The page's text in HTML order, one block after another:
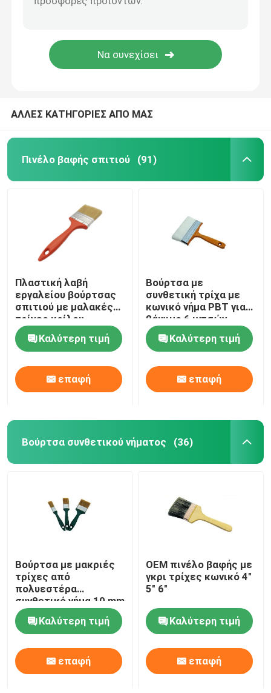
Προϊόντα
Σχετικά με εμάς
Γύρος εργοστασίων
ΑΛΛΕΣ ΚΑΤΗΓΟΡΙΕΣ ΑΠΟ ΜΑΣ
Πινέλο βαφής σπιτιού (91)
Πλαστική λαβή
εργαλείου βούρτσας
σπιτιού με μαλακές
τρίχες κοίλου
νήματος
Καλύτερη τιμή
επαφή
Βούρτσα με
συνθετική τρίχα με
κωνικό νήμα PBT για
βάψιμο 6 ιντσών
Καλύτερη τιμή
επαφή
Βούρτσα συνθετικού νήματος (36)
Βούρτσα με μακριές
τρίχες από
πολυεστέρα
συνθετικό νήμα 10 mm
Καλύτερη τιμή
επαφή
OEM πινέλο βαφής με
γκρι τρίχες κωνικό 4"
5" 6"
Καλύτερη τιμή
επαφή